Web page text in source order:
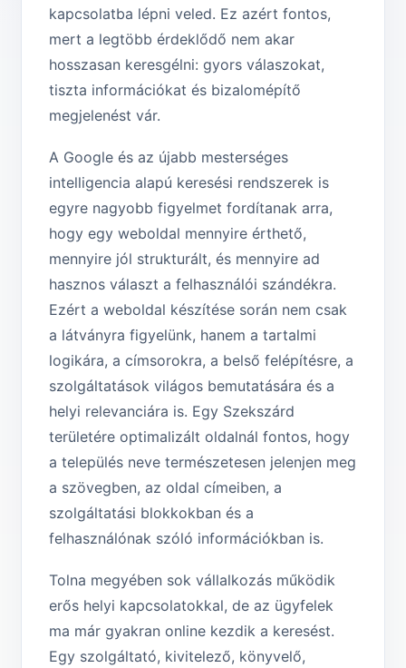
kapcsolatba lépni veled. Ez azért fontos,
mert a legtöbb érdeklődő nem akar
hosszasan keresgélni: gyors válaszokat,
tiszta információkat és bizalomépítő
megjelenést vár.
A Google és az újabb mesterséges
intelligencia alapú keresési rendszerek is
egyre nagyobb figyelmet fordítanak arra,
hogy egy weboldal mennyire érthető,
mennyire jól strukturált, és mennyire ad
hasznos választ a felhasználói szándékra.
Ezért a weboldal készítése során nem csak
a látványra figyelünk, hanem a tartalmi
logikára, a címsorokra, a belső felépítésre, a
szolgáltatások világos bemutatására és a
helyi relevanciára is. Egy Szekszárd
területére optimalizált oldalnál fontos, hogy
a település neve természetesen jelenjen meg
a szövegben, az oldal címeiben, a
szolgáltatási blokkokban és a
felhasználónak szóló információkban is.
Tolna megyében sok vállalkozás működik
erős helyi kapcsolatokkal, de az ügyfelek
ma már gyakran online kezdik a keresést.
Egy szolgáltató, kivitelező, könyvelő,